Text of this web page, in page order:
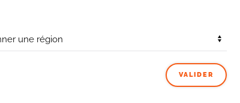
sera positionné au Sud de l’ile et l’autre au
deux.
commerciaux et des animateurs
leur statut sera diffèrent des postes
VALIDER